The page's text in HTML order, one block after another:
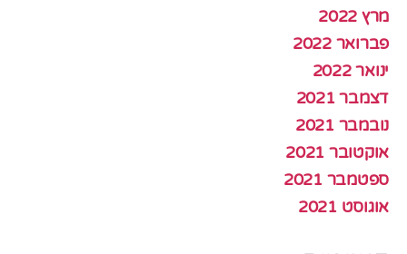
מרץ 2022
פברואר 2022
ינואר 2022
דצמבר 2021
נובמבר 2021
אוקטובר 2021
ספטמבר 2021
אוגוסט 2021